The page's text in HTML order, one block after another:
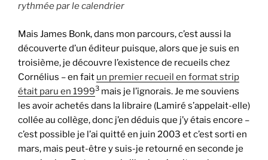
rythmée par le calendrier
Mais James Bonk, dans mon parcours, c’est aussi la
découverte d’un éditeur puisque, alors que je suis en
troisième, je découvre l’existence de recueils chez
Cornélius – en fait un premier recueil en format strip
était paru en 19993 mais je l’ignorais. Je me souviens
les avoir achetés dans la libraire (Lamiré s’appelait-elle)
collée au collège, donc j’en déduis que j’y étais encore –
c’est possible je l’ai quitté en juin 2003 et c’est sorti en
mars, mais peut-être y suis-je retourné en seconde je